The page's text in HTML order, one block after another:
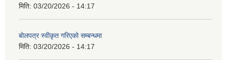
मिति: 03/20/2026 - 14:17
बोलपत्र स्वीकृत गरिएको सम्बन्धमा
मिति: 03/20/2026 - 14:17